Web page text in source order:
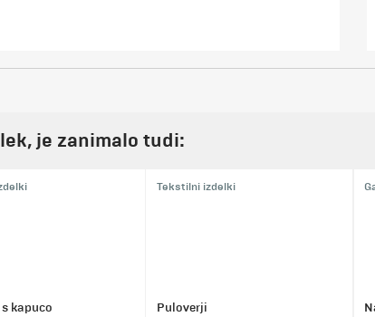
je zanimalo tudi:
kapuco
Tekstilni izdelki
Puloverji